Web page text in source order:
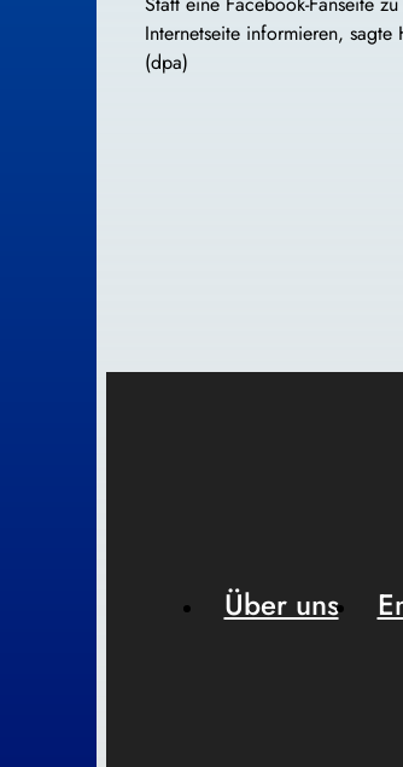
Internetseite informieren,
(dpa)
Über uns